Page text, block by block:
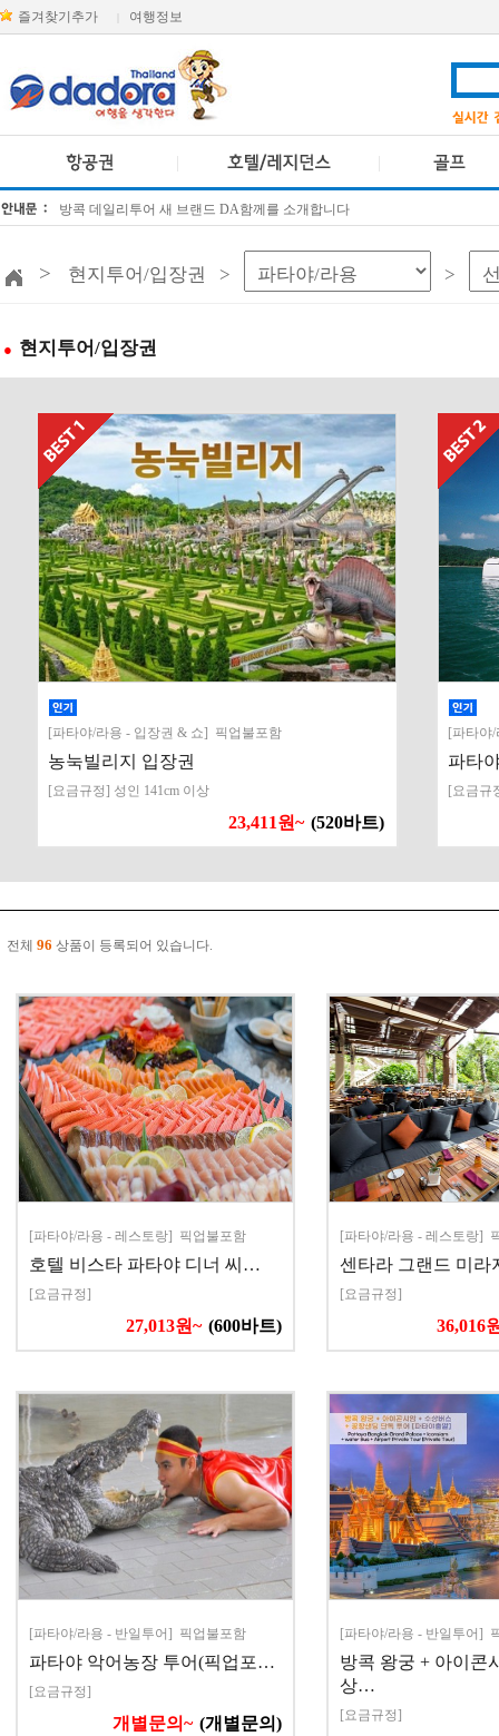
즐겨찾기추가 여행정보
방콕 데일리투어 새 브랜드 DA함께를 소개합니다
> 현지투어/입장권 > >
● 현지투어/입장권
[파타야/라용 - 입장권 & 쇼] 픽업불포함
농눅빌리지 입장권
[요금규정] 성인 141cm 이상
23,411원~ (520바트)
[파타야
파타
[요금규
전체 96 상품이 등록되어 있습니다.
[파타야/라용 - 레스토랑] 픽업불포함
호텔 비스타 파타야 디너 씨…
[요금규정]
27,013원~ (600바트)
[파타야/라용 - 레스토랑]
센타라 그랜드 미
[요금규정]
36,016
[파타야/라용 - 반일투어] 픽업불포함
파타야 악어농장 투어(픽업포…
[요금규정]
개별문의~ (개별문의)
[파타야/라용 - 반일투어]
방콕 왕궁 + 아이콘
상…
[요금규정]